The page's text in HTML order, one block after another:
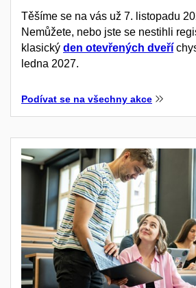
Těšíme se na vás už 7. listopadu
Nemůžete, nebo jste se nestihli
klasický den otevřených dveří
ledna 2027.
Podívat se na všechny akce